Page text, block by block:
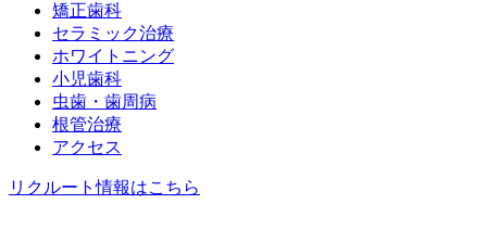
矯正歯科
セラミック治療
ホワイトニング
小児歯科
虫歯・歯周病
根管治療
アクセス
リクルート情報はこちら